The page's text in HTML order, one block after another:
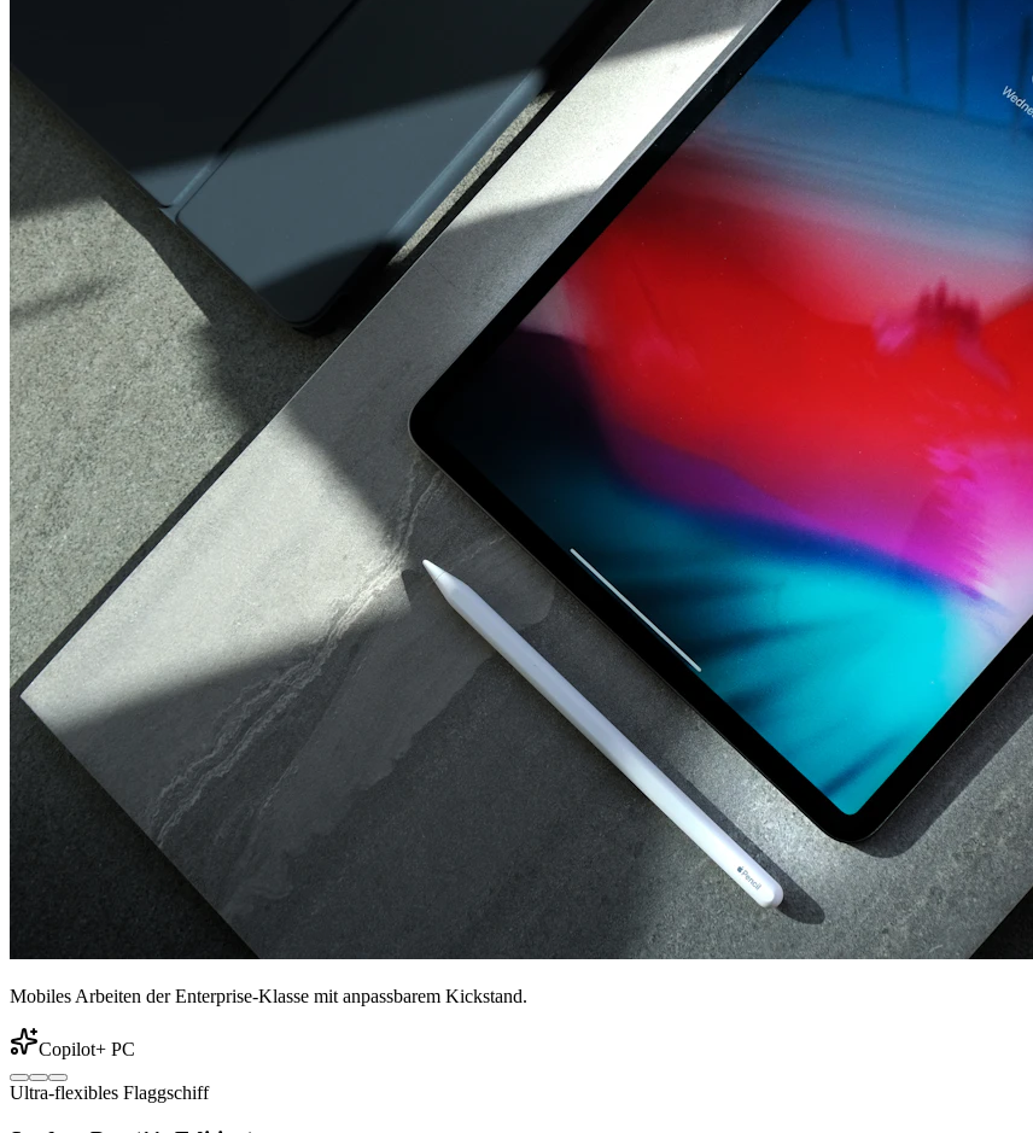
Mobiles Arbeiten der Enterprise-Klasse mit anpassbarem Kickstand.
Copilot+ PC
Ultra-flexibles Flaggschiff